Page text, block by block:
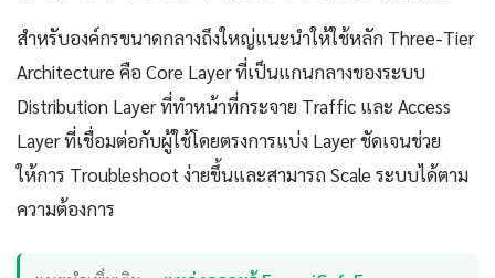
สำหรับองค์กรขนาดกลางถึงใหญ่แนะนำให้ใช้หลัก Three-Tier
Architecture คือ Core Layer ที่เป็นแกนกลางของระบบ
Distribution Layer ที่ทำหน้าที่กระจาย Traffic และ Access
Layer ที่เชื่อมต่อกับผู้ใช้โดยตรงการแบ่ง Layer ชัดเจนช่วย
ให้การ Troubleshoot ง่ายขึ้นและสามารถ Scale ระบบได้ตาม
ความต้องการ